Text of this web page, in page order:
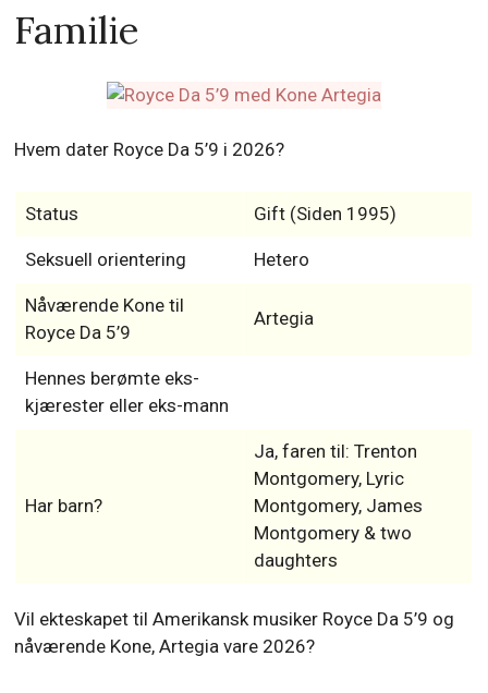
Familie
Hvem dater Royce Da 5’9 i 2026?
Status Gift (Siden 1995)
Seksuell orientering Hetero
Nåværende Kone til
Royce Da 5’9
Artegia
Hennes berømte eks-
kjærester eller eks-mann
Har barn?
Ja, faren til: Trenton
Montgomery, Lyric
Montgomery, James
Montgomery & two
daughters
Vil ekteskapet til Amerikansk musiker Royce Da 5’9 og
nåværende Kone, Artegia vare 2026?